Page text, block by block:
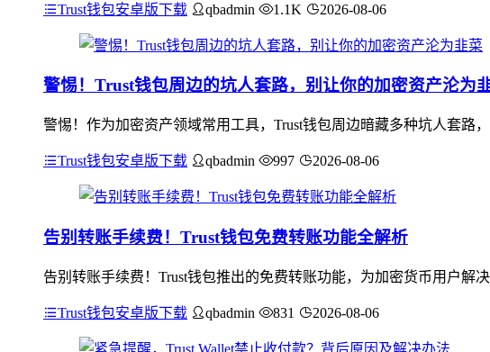
Trust钱包安卓版下载 qbadmin 1.1K 2026-08-06
警惕！Trust钱包周边的坑人套路，别让你的加密资产沦为
警惕！作为加密资产领域常用工具，Trust钱包周边暗藏多种坑人套路
Trust钱包安卓版下载 qbadmin 997 2026-08-06
告别转账手续费！Trust钱包免费转账功能全解析
告别转账手续费！Trust钱包推出的免费转账功能，为加密货币用户
Trust钱包安卓版下载 qbadmin 831 2026-08-06